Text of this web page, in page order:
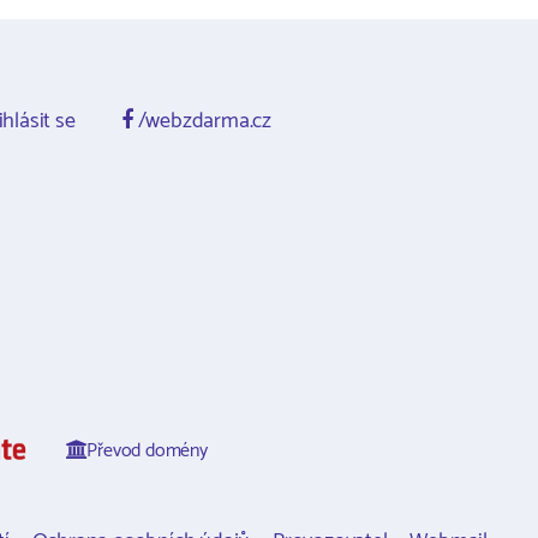
se /webzdarma.cz
Převod domény